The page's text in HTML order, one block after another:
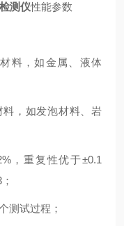
测仪性能参数
料，如金属、液体
，如发泡材料、岩
，重复性优于±0.1
测试过程；